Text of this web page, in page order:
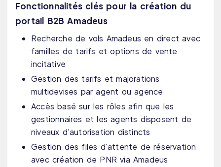
Fonctionnalités clés pour la création du
portail B2B Amadeus
Recherche de vols Amadeus en direct avec
familles de tarifs et options de vente
incitative
Gestion des tarifs et majorations
multidevises par agent ou agence
Accès basé sur les rôles afin que les
gestionnaires et les agents disposent de
niveaux d'autorisation distincts
Gestion des files d'attente de réservation
avec création de PNR via Amadeus